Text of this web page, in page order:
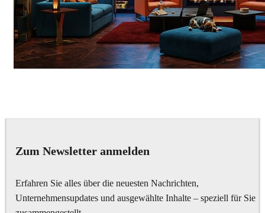
Zum Newsletter anmelden
Erfahren Sie alles über die neuesten Nachrichten,
Unternehmensupdates und ausgewählte Inhalte – speziell für Sie